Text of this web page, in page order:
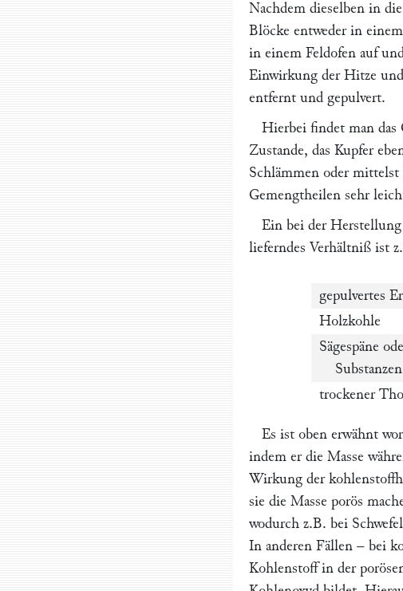
Nachdem dieselben in
Blöcke entweder in
in einem Feldofen auf
Einwirkung der Hitze
entfernt und gepulvert.
Hierbei findet man
Zustande, das Kupfer
Schlämmen oder
Gemengtheilen sehr
Ein bei der Herstellung
lieferndes Verhältniß ist
gepulvertes
Holzkohle
Sägespäne
Substanzen
trockener
Es ist oben erwähnt
indem er die Masse
Wirkung der
sie die Masse porös
wodurch z.B. bei
In anderen Fällen – bei
Kohlenstoff in der